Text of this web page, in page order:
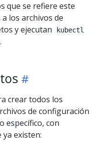
que se refiere este
los archivos de
y ejecutan
kubectl
crear todos los
de configuración
específico, con
ya existen: